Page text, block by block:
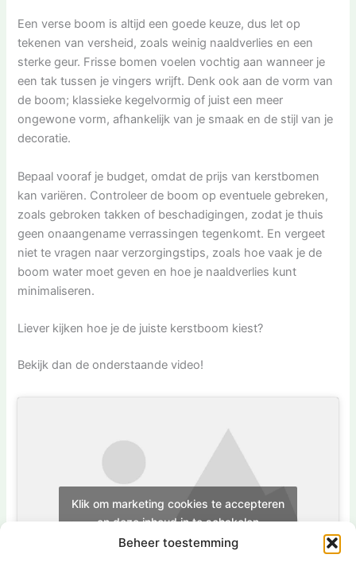
Beheer toestemming
Een verse boom is altijd een goede keuze, dus let op
tekenen van versheid, zoals weinig naaldverlies en een
sterke geur. Frisse bomen voelen vochtig aan wanneer je
een tak tussen je vingers wrijft. Denk ook aan de vorm van
de boom; klassieke kegelvormig of juist een meer
ongewone vorm, afhankelijk van je smaak en de stijl van je
decoratie.
Bepaal vooraf je budget, omdat de prijs van kerstbomen
kan variëren. Controleer de boom op eventuele gebreken,
zoals gebroken takken of beschadigingen, zodat je thuis
geen onaangename verrassingen tegenkomt. En vergeet
niet te vragen naar verzorgingstips, zoals hoe vaak je de
boom water moet geven en hoe je naaldverlies kunt
minimaliseren.
Liever kijken hoe je de juiste kerstboom kiest?
Bekijk dan de onderstaande video!
Klik om marketing cookies te accepteren
en deze inhoud in te schakelen